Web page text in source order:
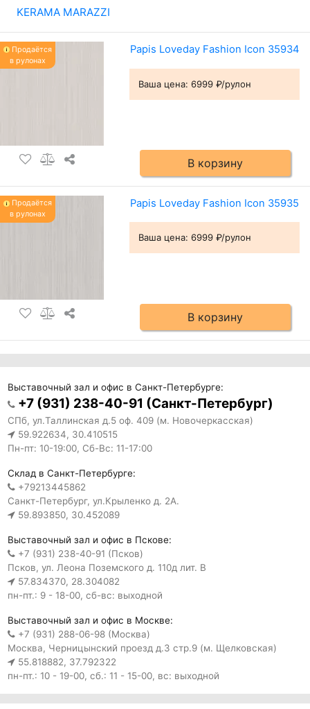
KERAMA MARAZZI
Продаётся
в рулонах
Papis Loveday Fashion Icon 35934
Ваша цена: 6999 ₽/рулон
В корзину
Продаётся
в рулонах
Papis Loveday Fashion Icon 35935
Ваша цена: 6999 ₽/рулон
В корзину
Выставочный зал и офис в Санкт-Петербурге:
+7 (931) 238-40-91 (Санкт-Петербург)
СПб, ул.Таллинская д.5 оф. 409 (м. Новочеркасская)
59.922634, 30.410515
Пн-пт: 10-19:00, Сб-Вс: 11-17:00
Склад в Санкт-Петербурге:
+79213445862
Санкт-Петербург, ул.Крыленко д. 2А.
59.893850, 30.452089
Выставочный зал и офис в Пскове:
+7 (931) 238-40-91 (Псков)
Псков, ул. Леона Поземского д. 110д лит. В
57.834370, 28.304082
пн-пт.: 9 - 18-00, сб-вс: выходной
Выставочный зал и офис в Москве:
+7 (931) 288-06-98 (Москва)
Москва, Черницынский проезд д.3 стр.9 (м. Щелковская)
55.818882, 37.792322
пн-пт.: 10 - 19-00, сб.: 11 - 15-00, вс: выходной